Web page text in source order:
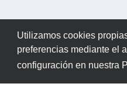
Utilizamos cookies
preferencias mediante el
configuración en nuestra